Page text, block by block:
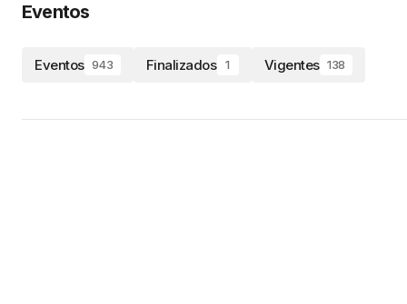
Eventos
Eventos 943 Finalizados 1 Vigentes 138